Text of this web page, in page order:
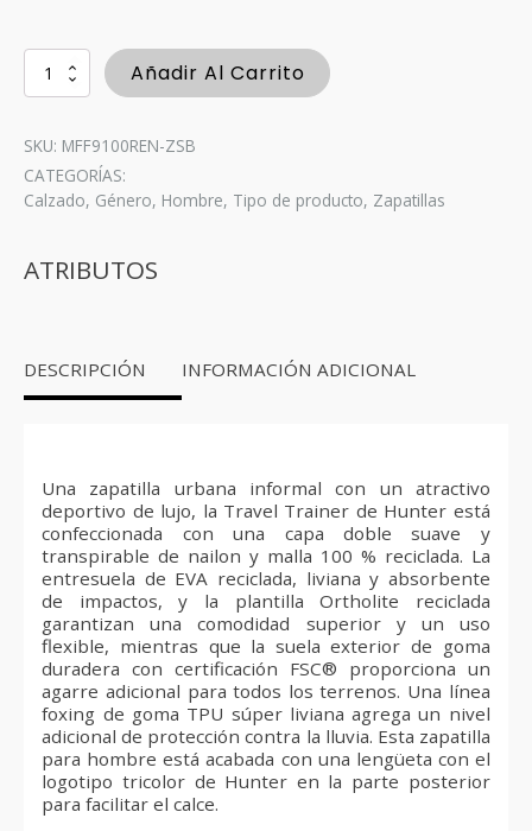
Zapatillas
Deportivas
-
Zesty
Yellow
Añadir Al Carrito
SKU: MFF9100REN-ZSB
CATEGORÍAS:
Calzado, Género, Hombre, Tipo de producto, Zapatillas
ATRIBUTOS
DESCRIPCIÓN INFORMACIÓN ADICIONAL
Una zapatilla urbana informal con un atractivo
deportivo de lujo, la Travel Trainer de Hunter está
confeccionada con una capa doble suave y
transpirable de nailon y malla 100 % reciclada. La
entresuela de EVA reciclada, liviana y absorbente
de impactos, y la plantilla Ortholite reciclada
garantizan una comodidad superior y un uso
flexible, mientras que la suela exterior de goma
duradera con certificación FSC® proporciona un
agarre adicional para todos los terrenos. Una línea
foxing de goma TPU súper liviana agrega un nivel
adicional de protección contra la lluvia. Esta zapatilla
para hombre está acabada con una lengüeta con el
logotipo tricolor de Hunter en la parte posterior
para facilitar el calce.